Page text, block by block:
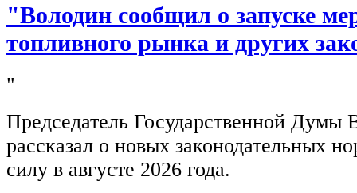
"Володин сообщил о запуске
топливного рынка и других
"
Председатель Государственной Думы
рассказал о новых законодательных
силу в августе 2026 года.